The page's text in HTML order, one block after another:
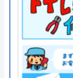
クリーン
※クチコミの内容に
●保証・保険
水道1番館
水道1番館は